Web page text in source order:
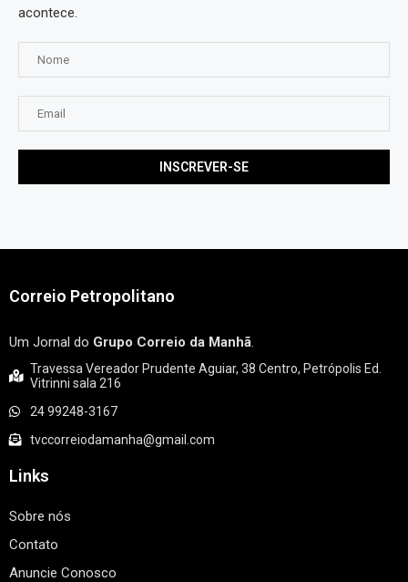
acontece.
Correio Petropolitano
Um Jornal do Grupo Correio da Manhã.
Travessa Vereador Prudente Aguiar, 38 Centro, Petrópolis Ed.
Vitrinni sala 216
24 99248-3167
tvccorreiodamanha@gmail.com
Links
Sobre nós
Contato
Anuncie Conosco